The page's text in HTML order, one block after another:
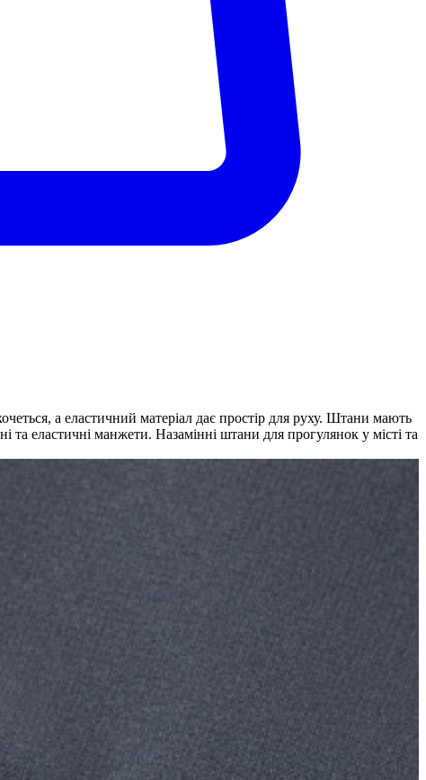
а еластичний матеріал дає простір для руху. Штани мають
еластичні манжети. Назамінні штани для прогулянок у місті та